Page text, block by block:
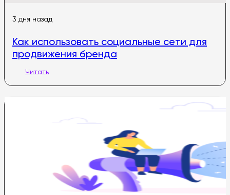
3 дня назад
Как использовать социальные сети для
продвижения бренда
Читать